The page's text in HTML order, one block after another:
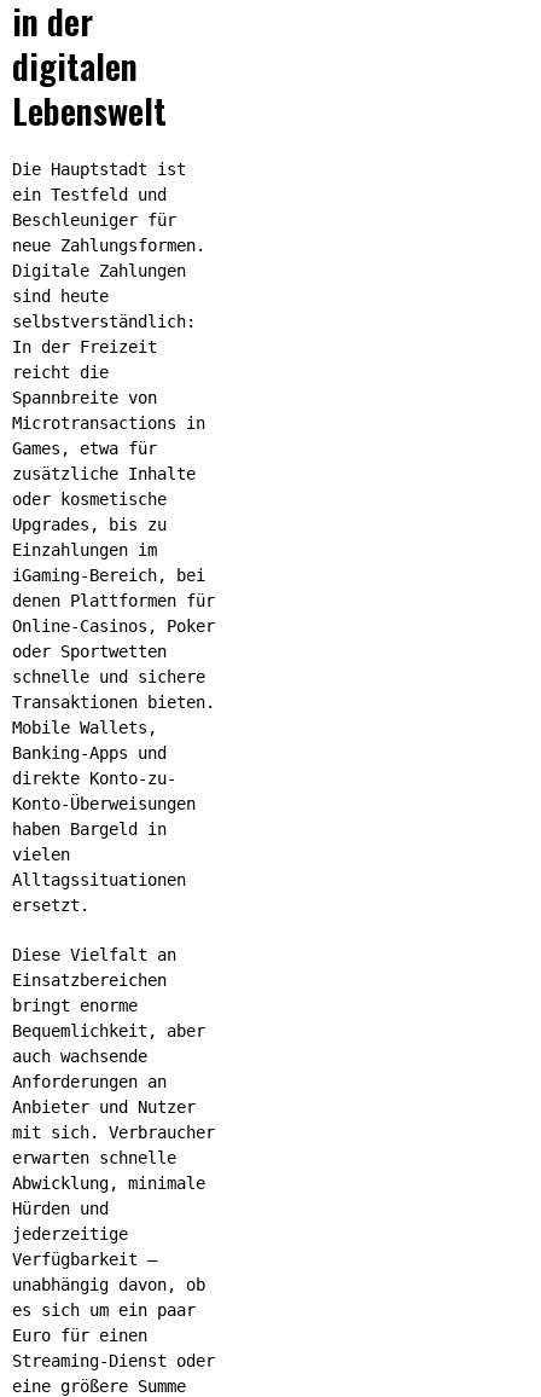
in der
digitalen
Lebenswelt
Die Hauptstadt ist
ein Testfeld und
Beschleuniger für
neue Zahlungsformen.
Digitale Zahlungen
sind heute
selbstverständlich:
In der Freizeit
reicht die
Spannbreite von
Microtransactions in
Games, etwa für
zusätzliche Inhalte
oder kosmetische
Upgrades, bis zu
Einzahlungen im
iGaming-Bereich, bei
denen Plattformen für
Online-Casinos, Poker
oder Sportwetten
schnelle und sichere
Transaktionen bieten.
Mobile Wallets,
Banking-Apps und
direkte Konto-zu-
Konto-Überweisungen
haben Bargeld in
vielen
Alltagssituationen
ersetzt.
Diese Vielfalt an
Einsatzbereichen
bringt enorme
Bequemlichkeit, aber
auch wachsende
Anforderungen an
Anbieter und Nutzer
mit sich. Verbraucher
erwarten schnelle
Abwicklung, minimale
Hürden und
jederzeitige
Verfügbarkeit –
unabhängig davon, ob
es sich um ein paar
Euro für einen
Streaming-Dienst oder
eine größere Summe